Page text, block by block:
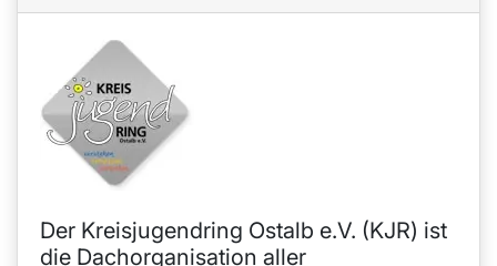
Der Kreisjugendring Ostalb e.V. (KJR) ist
die Dachorganisation aller